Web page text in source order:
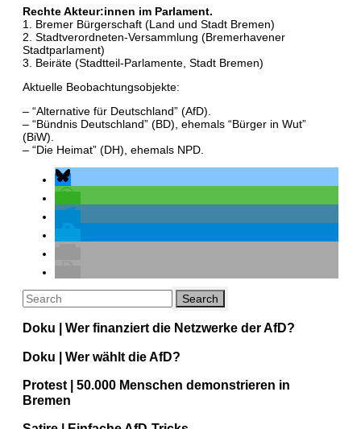
Rechte Akteur:innen im Parlament.
1. Bremer Bürgerschaft (Land und Stadt Bremen)
2. Stadtverordneten-Versammlung (Bremerhavener
Stadtparlament)
3. Beiräte (Stadtteil-Parlamente, Stadt Bremen)
Aktuelle Beobachtungsobjekte:
– “Alternative für Deutschland” (AfD).
– “Bündnis Deutschland” (BD), ehemals “Bürger in Wut”
(BiW).
– “Die Heimat” (DH), ehemals NPD.
Doku | Wer finanziert die Netzwerke der AfD?
Doku | Wer wählt die AfD?
Protest | 50.000 Menschen demonstrieren in
Bremen